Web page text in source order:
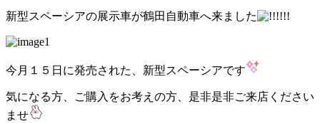
新型スペーシアの展示車が鶴田自動車へ来ました
今月１５日に発売された、新型スペーシアです
気になる方、ご購入をお考えの方、是非是非ご来店ください
ませ